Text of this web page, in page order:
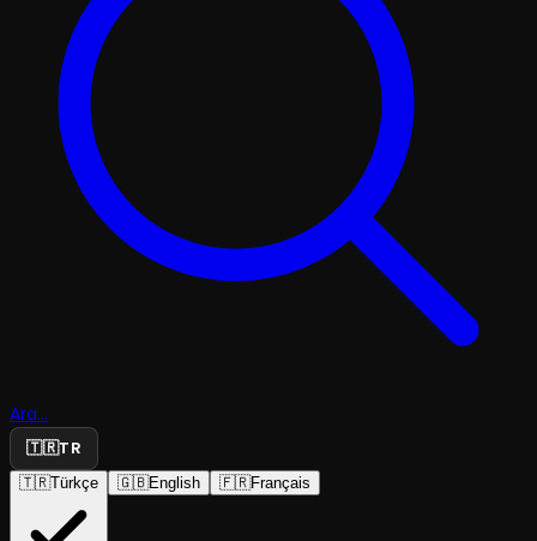
Ara...
🇹🇷TR
🇹🇷Türkçe 🇬🇧English 🇫🇷Français